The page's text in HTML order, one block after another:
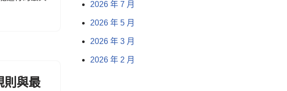
則與最
2026 年 7 月
2026 年 5 月
2026 年 3 月
2026 年 2 月